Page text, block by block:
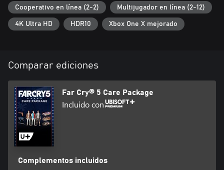
Cooperativo en línea (2-2) Multijugador en línea (2-12)
4K Ultra HD HDR10 Xbox One X mejorado
Comparar ediciones
Far Cry® 5 Care Package
Incluido con
Complementos incluidos